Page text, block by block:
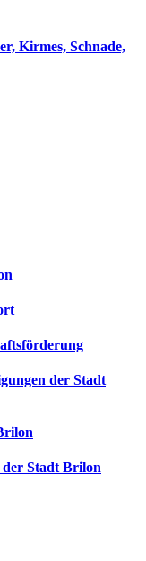
Kirmes, Schnade,
der Stadt
der Stadt Brilon